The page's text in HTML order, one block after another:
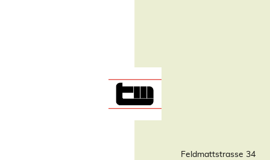
Feldmattstrasse 34